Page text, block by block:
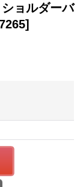
ョルダーバ